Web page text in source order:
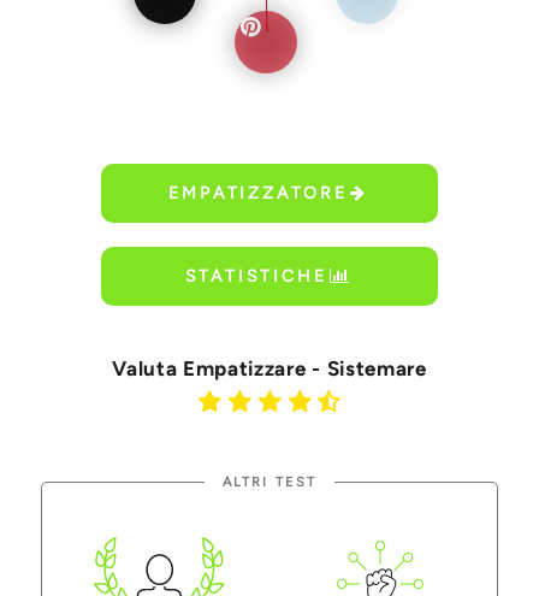
EMPATIZZATORE
STATISTICHE
Valuta Empatizzare - Sistemare
ALTRI TEST